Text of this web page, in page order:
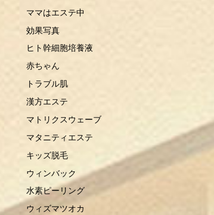
ママはエステ中
効果写真
ヒト幹細胞培養液
赤ちゃん
トラブル肌
漢方エステ
マトリクスウェーブ
マタニティエステ
キッズ脱毛
ウィンバック
水素ピーリング
ウィズマツオカ